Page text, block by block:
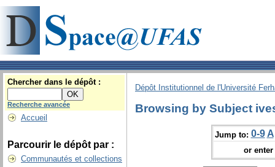
Chercher dans le dépôt :
Recherche avancée
Accueil
Parcourir le dépôt par :
Communautés et collections
Dépôt Institutionnel de l'Université
Browsing by Subject
Jump to: 0-9 A
or